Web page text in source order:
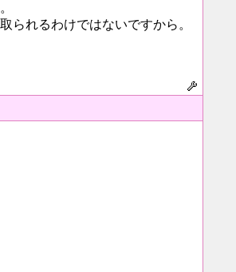
られるわけではないですから。